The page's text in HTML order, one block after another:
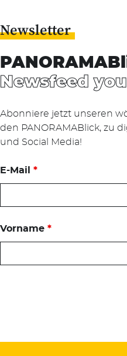
Newsletter
Newsfeed
Abonniere jetzt unseren
den PANORAMABlick, zu
und Social Media!
E-Mail *
Vorname *